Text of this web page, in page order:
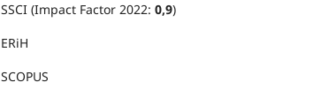
SSCI (Impact Factor 2022: 0,9)
ERiH
SCOPUS